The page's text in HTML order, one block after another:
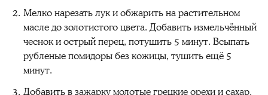
Мелко нарезать лук и обжарить на растительном
масле до золотистого цвета. Добавить измельчённый
чеснок и острый перец, потушить 5 минут. Всыпать
рубленые помидоры без кожицы, тушить ещё 5
минут.